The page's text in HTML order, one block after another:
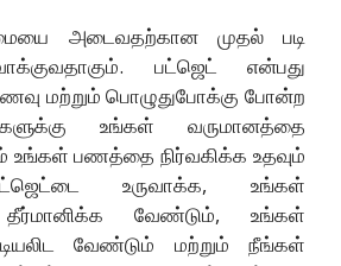
அடைவதற்கான முதல் படி
பட்ஜெட் என்பது
மற்றும் பொழுதுபோக்கு போன்ற
உங்கள் வருமானத்தை
உங்கள் பணத்தை நிர்வகிக்க உதவும்
உருவாக்க, உங்கள்
வேண்டும், உங்கள்
வேண்டும் மற்றும் நீங்கள்